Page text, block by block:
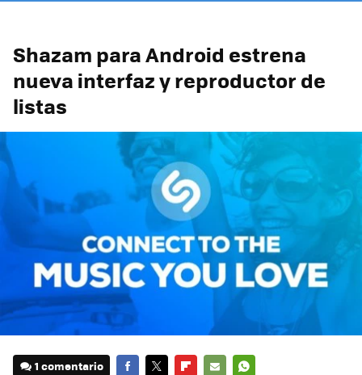
Shazam para Android estrena
nueva interfaz y reproductor de
listas
1 comentario